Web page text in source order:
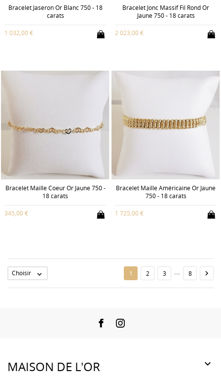
Bracelet Jaseron Or Blanc 750 - 18
carats
1 032,00 €
Bracelet Jonc Massif Fil Rond Or
Jaune 750 - 18 carats
2 023,00 €
Bracelet Maille Coeur Or Jaune 750 -
18 carats
345,00 €
Bracelet Maille Américaine Or Jaune
750 - 18 carats
1 725,00 €
Choisir  1 2 3 8 
FacebookInstagram
MAISON DE L'OR 